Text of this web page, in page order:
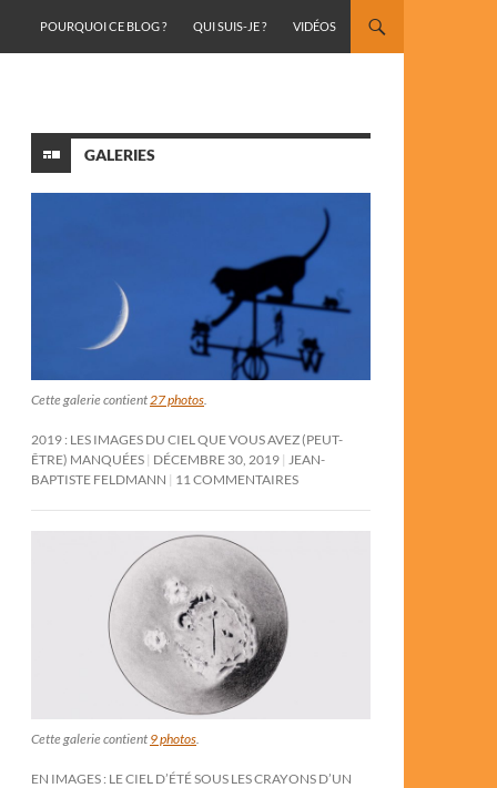
POURQUOI CE BLOG ?
QUI SUIS-JE ? VIDÉOS
GALERIES
Cette galerie contient27 photos.
2019 : LES IMAGES DU CIEL QUE VOUS AVEZ (PEUT-
ÊTRE) MANQUÉES DÉCEMBRE 30, 2019 JEAN-
BAPTISTE FELDMANN
11 COMMENTAIRES
Cette galerie contient 9 photos
EN IMAGES : LE CIEL D’ÉTÉ SOUS LES CRAYONS D’UN